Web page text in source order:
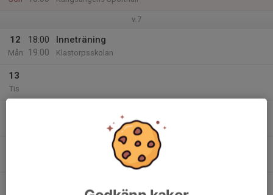
v.7
12
Mån
18:00
19:00
Inneträning
Klastorpsskolan
13
Tis
Kristinebergs BP